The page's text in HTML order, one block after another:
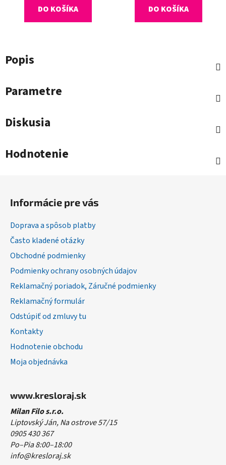
DO KOŠÍKA DO KOŠÍKA
Popis
Parametre
Diskusia
Hodnotenie
Informácie pre vás
Doprava a spôsob platby
Často kladené otázky
Obchodné podmienky
Podmienky ochrany osobných údajov
Reklamačný poriadok, Záručné podmienky
Reklamačný formulár
Odstúpiť od zmluvy tu
Kontakty
Hodnotenie obchodu
Moja objednávka
www.kresloraj.sk
Milan Filo s.r.o.
Liptovský Ján, Na ostrove 57/15
0905 430 367
Po–Pia 8:00–18:00
info@kresloraj.sk